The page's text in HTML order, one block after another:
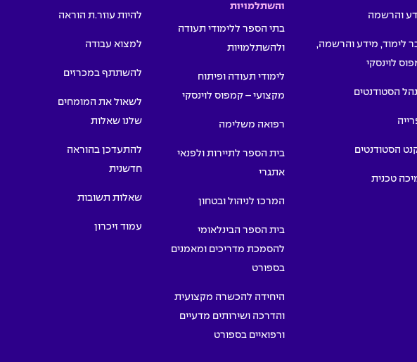
והרשמה
לימוד, מידע והרשמה,
לוינסקי
הסטודנטים
הסטודנטים
טכנית
והשתלמויות
בתי הספר ללימודי תעודה
ולהשתלמויות
לימודי תעודה ופיתוח
מקצועי – קמפוס לוינסקי
רפואה משלימה
בית הספר לתיירות ולפנאי
אתגרי
המרכז לניהול ובטחון
בית הספר הבינלאומי
להסמכת מדריכים ומאמנים
בספורט
היחידה להכשרה מקצועית
והדרכה ושירותים מדעיים
ורפואיים בספורט
להיות עוזר.ת הוראה
למצוא עבודה
להשתתף במכרזים
לשאול את המומחים
שלנו שאלות
להתעדכן בהוראה
חדשנית
שאלות תשובות
עמוד זיכרון